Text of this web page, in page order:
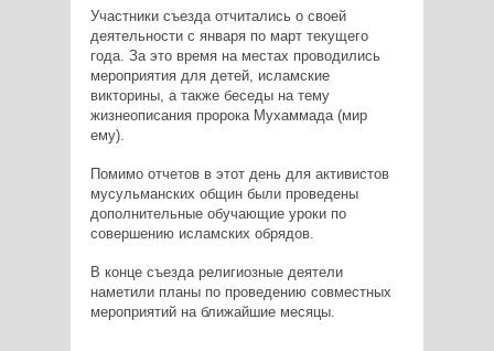
Участники съезда отчитались о своей
деятельности с января по март текущего
года. За это время на местах проводились
мероприятия для детей, исламские
викторины, а также беседы на тему
жизнеописания пророка Мухаммада (мир
ему).
Помимо отчетов в этот день для активистов
мусульманских общин были проведены
дополнительные обучающие уроки по
совершению исламских обрядов.
В конце съезда религиозные деятели
наметили планы по проведению совместных
мероприятий на ближайшие месяцы.